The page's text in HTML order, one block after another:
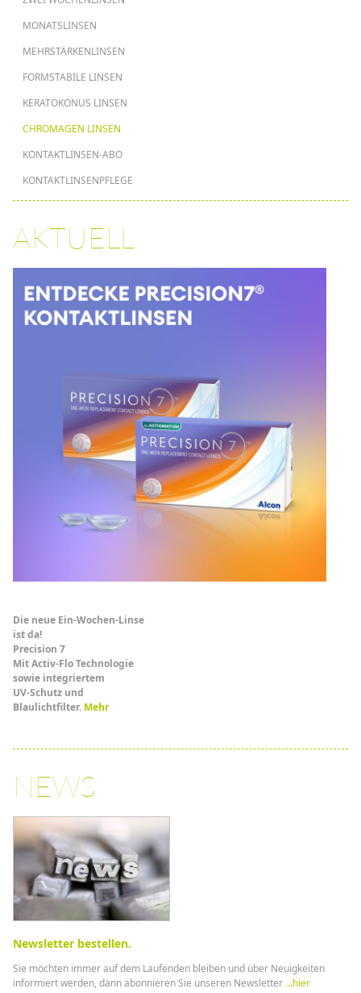
MONATSLINSEN
MEHRSTÄRKENLINSEN
FORMSTABILE LINSEN
KERATOKONUS LINSEN
CHROMAGEN LINSEN
KONTAKTLINSEN-ABO
KONTAKTLINSENPFLEGE
AKTUELL
Die neue Ein-Wochen-Linse
ist da!
Precision 7
Mit Activ-Flo Technologie
sowie integriertem
UV-Schutz und
Blaulichtfilter. Mehr
NEWS
Newsletter bestellen.
Sie möchten immer auf dem Laufenden bleiben und über Neuigkeiten
informiert werden, dann abonnieren Sie unseren Newsletter ...hier